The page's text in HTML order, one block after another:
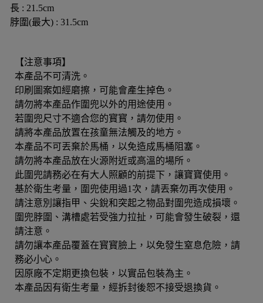
長 : 21.5cm
脖圍(最大) : 31.5cm
【注意事項】
本產品不可清洗。
印刷圖案如經磨擦，可能會產生掉色。
請勿將本產品作圍兜以外的用途使用。
若圍兜尺寸不適合您的寳寳，請勿使用。
請將本產品放置在孩童無法觸及的地方。
本產品不可丟棄於馬桶，以免造成馬桶阻塞。
請勿將本產品放在火源附近或高溫的場所。
此圍兜請務必在有大人照顧的前提下，讓寶寶使用。
基於衛生考量，圍兜使用過1次，請丟棄勿再次使用。
請注意別讓指甲、尖銳和突起之物品對圍兜造成損壞。
圍兜脖圍、溝槽處若受強力拉扯，可能會發生破裂，還
請注意。
請勿讓本產品覆蓋在寳寳臉上，以免發生窒息危險，請
務必小心。
因原廠不定期更換包裝，以實品包裝為主。
本產品因有衛生考量，經拆封後恕不接受退換貨。